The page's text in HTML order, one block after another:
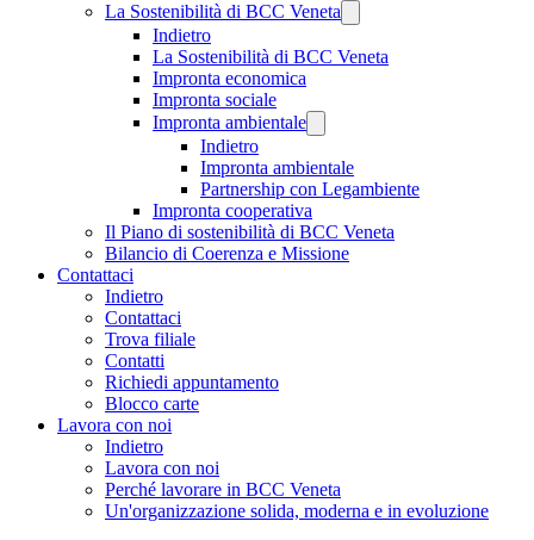
La Sostenibilità di BCC Veneta
Indietro
La Sostenibilità di BCC Veneta
Impronta economica
Impronta sociale
Impronta ambientale
Indietro
Impronta ambientale
Partnership con Legambiente
Impronta cooperativa
Il Piano di sostenibilità di BCC Veneta
Bilancio di Coerenza e Missione
Contattaci
Indietro
Contattaci
Trova filiale
Contatti
Richiedi appuntamento
Blocco carte
Lavora con noi
Indietro
Lavora con noi
Perché lavorare in BCC Veneta
Un'organizzazione solida, moderna e in evoluzione